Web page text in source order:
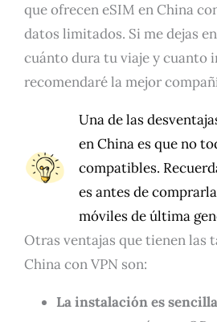
que ofrecen eSIM en China
datos limitados. Si me dejas
cuánto dura tu viaje y cuanto
recomendaré la mejor
Una de las
en China es que no
compatibles.
es antes de
móviles de última
Otras ventajas que tienen las
China con VPN son:
La instalación es